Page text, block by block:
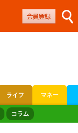
ライフ マネー
コラム